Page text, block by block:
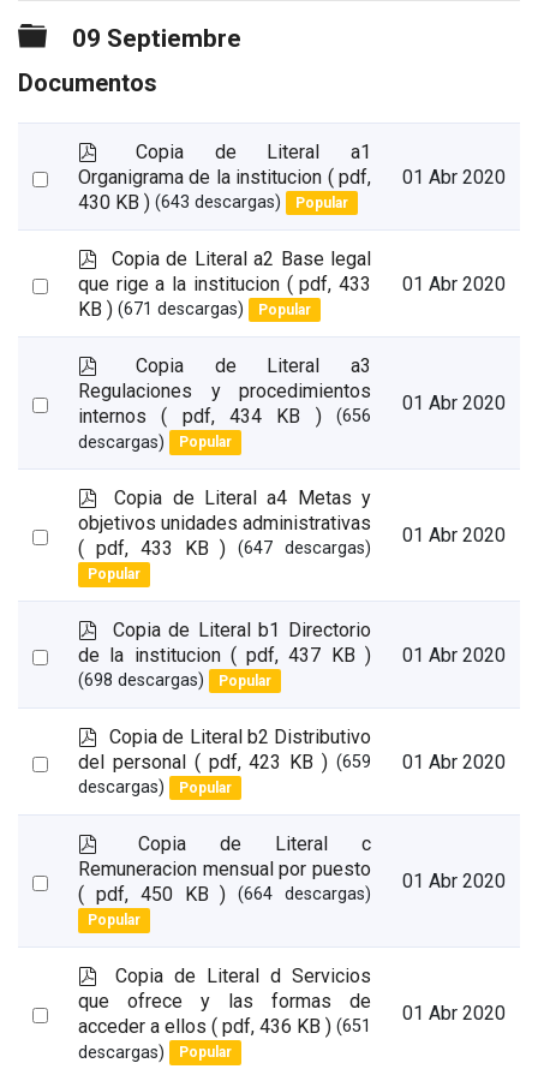
Carpeta
09 Septiembre
Documentos
Select
p
d
f
Copia de Literal a1
Organigrama de la institucion ( pdf,
430 KB ) (643 descargas) Popular
01 Abr 2020
Select
p
d
f
Copia de Literal a2 Base legal
que rige a la institucion ( pdf, 433
KB ) (671 descargas) Popular
01 Abr 2020
Select
item
p
d
f
Copia de Literal a3
Regulaciones y procedimientos
internos
( pdf, 434 KB )
(656
descargas)
Popular
01 Abr 2020
Select
item
p
d
f
Copia de Literal a4 Metas y
objetivos unidades administrativas
( pdf, 433 KB ) (647 descargas)
Popular
01 Abr 2020
Select
p
d
f
Copia de Literal b1 Directorio
de la institucion ( pdf, 437 KB )
(698 descargas) Popular
01 Abr 2020
Select
p
d
f
Copia de Literal b2 Distributivo
del personal ( pdf, 423 KB ) (659
descargas)
Popular
01 Abr 2020
Select
item
p
d
Copia de Literal c
Remuneracion mensual por puesto
( pdf, 450 KB ) (664 descargas)
Popular
01 Abr 2020
Select
p
d
f
Copia de Literal d Servicios
que ofrece y las formas de
acceder a ellos ( pdf, 436 KB ) (651
descargas)
Popular
01 Abr 2020